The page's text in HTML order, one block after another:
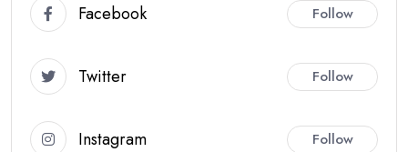
Facebook Follow
Twitter Follow
Instagram Follow